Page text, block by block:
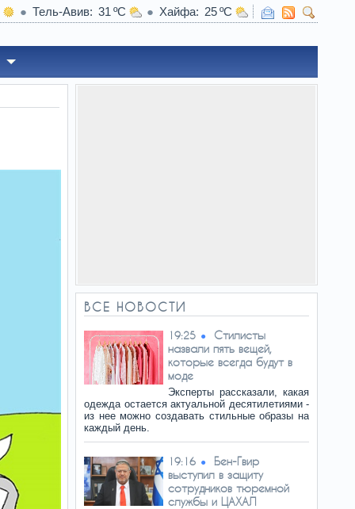
Тель-Авив 31 Хайфа
25
ВСЕ НОВОСТИ
19:25
Стилисты
назвали пять вещей,
которые всегда будут в
моде
Эксперты рассказали, какая
одежда остается актуальной десятилетиями -
из нее можно создавать стильные образы на
каждый день.
19:16
Бен-Гвир
выступил в защиту
сотрудников тюремной
службы и ЦАХАЛ